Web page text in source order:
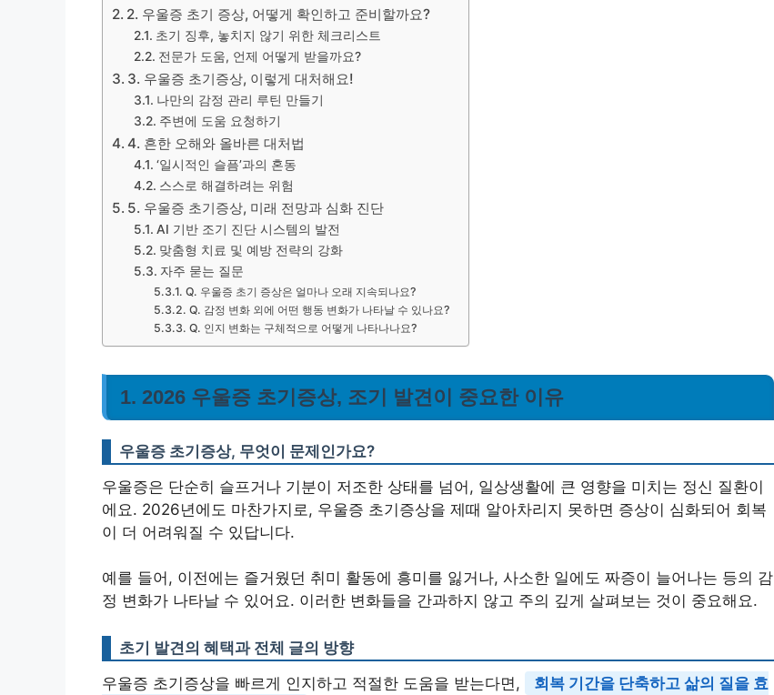
2. 우울증 초기 증상, 어떻게 확인하고 준비할까요?
초기 징후, 놓치지 않기 위한 체크리스트
전문가 도움, 언제 어떻게 받을까요?
3. 우울증 초기증상, 이렇게 대처해요!
나만의 감정 관리 루틴 만들기
주변에 도움 요청하기
4. 흔한 오해와 올바른 대처법
‘일시적인 슬픔’과의 혼동
스스로 해결하려는 위험
5. 우울증 초기증상, 미래 전망과 심화 진단
AI 기반 조기 진단 시스템의 발전
맞춤형 치료 및 예방 전략의 강화
자주 묻는 질문
Q. 우울증 초기 증상은 얼마나 오래 지속되나요?
Q. 감정 변화 외에 어떤 행동 변화가 나타날 수 있나요?
Q. 인지 변화는 구체적으로 어떻게 나타나나요?
1. 2026 우울증 초기증상, 조기 발견이 중요한 이유
우울증 초기증상, 무엇이 문제인가요?
우울증은 단순히 슬프거나 기분이 저조한 상태를 넘어, 일상생활에 큰 영향을 미치는 정신 질환이
에요. 2026년에도 마찬가지로, 우울증 초기증상을 제때 알아차리지 못하면 증상이 심화되어 회복
이 더 어려워질 수 있답니다.
예를 들어, 이전에는 즐거웠던 취미 활동에 흥미를 잃거나, 사소한 일에도 짜증이 늘어나는 등의 감
정 변화가 나타날 수 있어요. 이러한 변화들을 간과하지 않고 주의 깊게 살펴보는 것이 중요해요.
초기 발견의 혜택과 전체 글의 방향
우울증 초기증상을 빠르게 인지하고 적절한 도움을 받는다면,
회복 기간을 단축하고 삶의 질을 효